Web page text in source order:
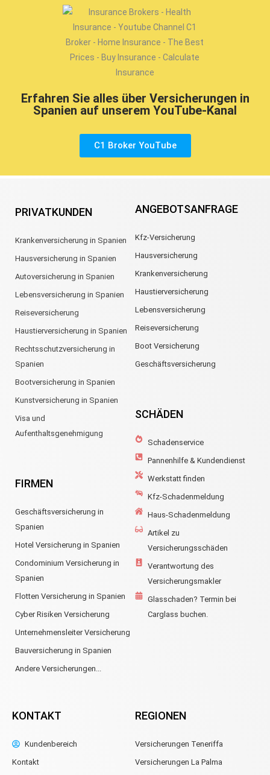
Erfahren Sie alles über Versicherungen in
Spanien auf unserem YouTube-Kanal
C1 Broker YouTube
PRIVATKUNDEN
Krankenversicherung in Spanien
Hausversicherung in Spanien
Autoversicherung in Spanien
Lebensversicherung in Spanien
Reiseversicherung
Haustierversicherung in Spanien
Rechtsschutzversicherung in
Spanien
Bootversicherung in Spanien
Kunstversicherung in Spanien
Visa und
Aufenthaltsgenehmigung
FIRMEN
Geschäftsversicherung in
Spanien
Hotel Versicherung in Spanien
Condominium Versicherung in
Spanien
Flotten Versicherung in Spanien
Cyber Risiken Versicherung
Unternehmensleiter Versicherung
Bauversicherung in Spanien
Andere Versicherungen...
ANGEBOTSANFRAGE
Kfz-Versicherung
Hausversicherung
Krankenversicherung
Haustierversicherung
Lebensversicherung
Reiseversicherung
Boot Versicherung
Geschäftsversicherung
SCHÄDEN
Schadenservice
Pannenhilfe & Kundendienst
Werkstatt finden
Kfz-Schadenmeldung
Haus-Schadenmeldung
Artikel zu
Versicherungsschäden
Verantwortung des
Versicherungsmakler
Glasschaden? Termin bei
Carglass buchen.
KONTAKT
Kundenbereich
Kontakt
REGIONEN
Versicherungen Teneriffa
Versicherungen La Palma